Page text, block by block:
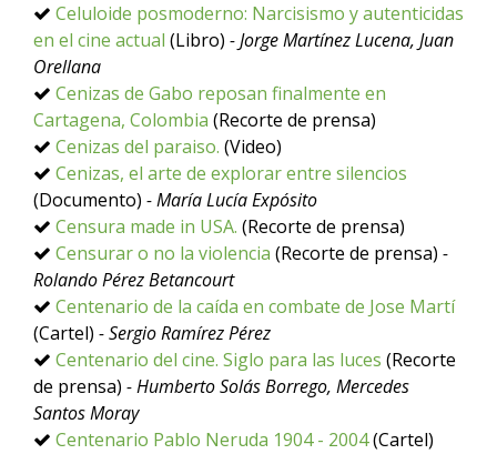
Celuloide posmoderno: Narcisismo y autenticidas
en el cine actual (Libro) - Jorge Martínez Lucena, Juan
Orellana
Cenizas de Gabo reposan finalmente en
Cartagena, Colombia (Recorte de prensa)
Cenizas del paraiso. (Video)
Cenizas, el arte de explorar entre silencios
(Documento) - María Lucía Expósito
Censura made in USA. (Recorte de prensa)
Censurar o no la violencia (Recorte de prensa) -
Rolando Pérez Betancourt
Centenario de la caída en combate de Jose Martí
(Cartel) - Sergio Ramírez Pérez
Centenario del cine. Siglo para las luces (Recorte
de prensa) - Humberto Solás Borrego, Mercedes
Santos Moray
Centenario Pablo Neruda 1904 - 2004(Cartel)